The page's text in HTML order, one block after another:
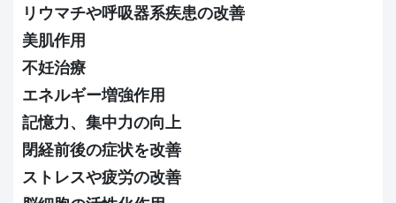
リウマチや呼吸器系疾患の改善
美肌作用
不妊治療
エネルギー増強作用
記憶力、集中力の向上
閉経前後の症状を改善
ストレスや疲労の改善